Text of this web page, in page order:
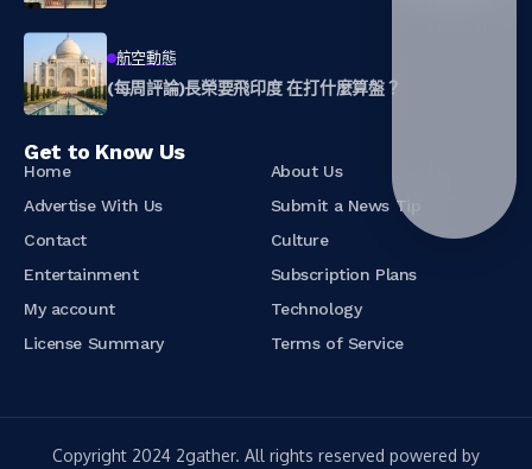
航空動態
(每周評論)長榮要飛印度 在打什麼算盤？
Get to Know Us
Home
About Us
Advertise With Us
Submit a News Tip
Contact
Culture
Entertainment
Subscription Plans
My account
Technology
License Summary
Terms of Service
Copyright 2024 2gather. All rights reserved powered by